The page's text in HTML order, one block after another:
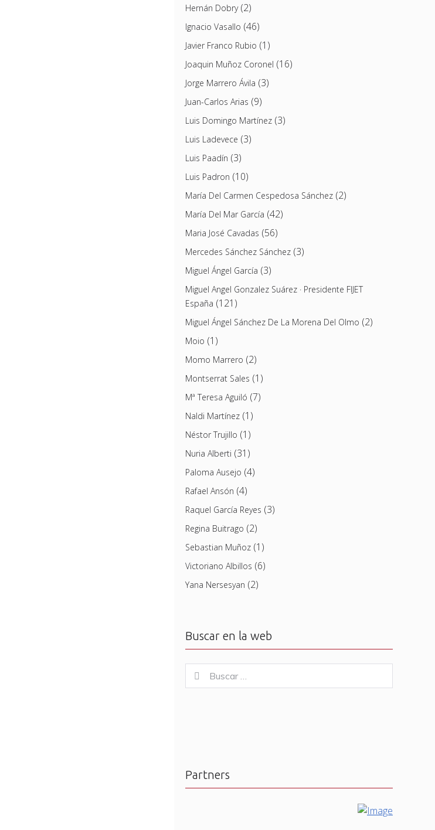
Hernán Dobry(2)
Ignacio Vasallo (46)
Javier Franco Rubio (1)
Joaquin Muñoz Coronel (16)
Jorge Marrero Ávila (3)
Juan-Carlos Arias (9)
Luis Domingo Martínez(3)
Luis Ladevece (3)
Luis Paadín (3)
Luis Padron (10)
María Del Carmen Cespedosa Sánchez(2)
María Del Mar García (42)
Maria José Cavadas (56)
Mercedes Sánchez Sánchez(3)
Miguel Ángel García (3)
Miguel Angel Gonzalez Suárez · Presidente FIJET
España (121)
Miguel Ángel Sánchez De La Morena Del Olmo (2)
Moio (1)
Momo Marrero (2)
Montserrat Sales (1)
Mª Teresa Aguiló (7)
Naldi Martínez(1)
Néstor Trujillo (1)
Nuria Alberti (31)
Paloma Ausejo (4)
Rafael Ansón (4)
Raquel García Reyes (3)
Regina Buitrago (2)
Sebastian Muñoz(1)
Victoriano Albillos (6)
Yana Nersesyan (2)
Buscar en la web
for:
Buscar
Partners